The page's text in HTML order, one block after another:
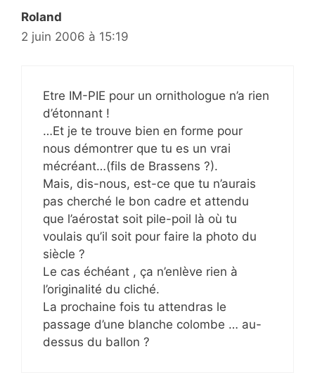
Roland
2 juin 2006 à 15:19
Etre IM-PIE pour un ornithologue n’a rien
d’étonnant !
…Et je te trouve bien en forme pour
nous démontrer que tu es un vrai
mécréant…(fils de Brassens ?).
Mais, dis-nous, est-ce que tu n’aurais
pas cherché le bon cadre et attendu
que l’aérostat soit pile-poil là où tu
voulais qu’il soit pour faire la photo du
siècle ?
Le cas échéant , ça n’enlève rien à
l’originalité du cliché.
La prochaine fois tu attendras le
passage d’une blanche colombe … au-
dessus du ballon ?